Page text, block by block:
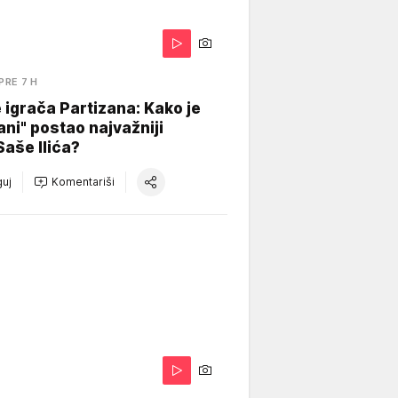
7 H
igrača Partizana: Kako je
postao najvažniji
Ilića?
Komentariši